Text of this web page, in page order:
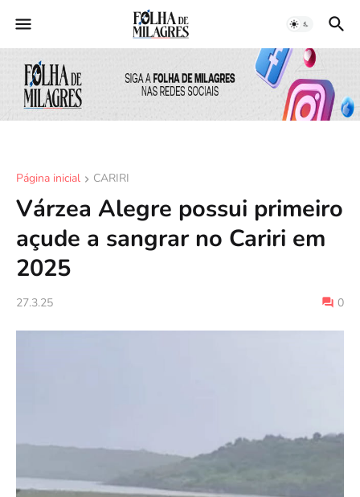
Página inicial CARIRI
Várzea Alegre possui primeiro
açude a sangrar no Cariri em
2025
27.3.25 0